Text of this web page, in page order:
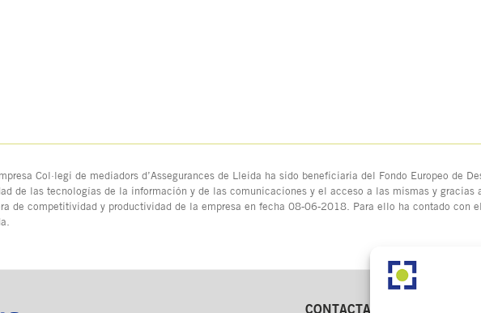
Col·legi de mediadors d’Assegurances de Lleida ha sido beneficiaria del Fondo Europeo de
de las tecnologías de la información y de las comunicaciones y el acceso a las mismas y gracias
de competitividad y productividad de la empresa en fecha 08-06-2018. Para ello ha contado con